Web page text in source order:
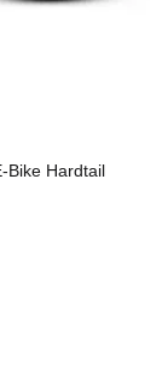
Bike Hardtail